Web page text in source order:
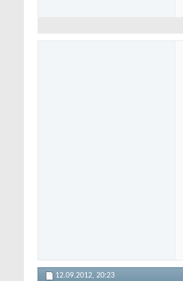
12.09.2012, 20:23